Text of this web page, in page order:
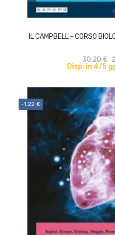
IL CAMPBELL - CORSO
30,20 €
Disp. in 4/5
-1,22 €